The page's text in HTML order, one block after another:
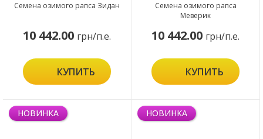
Семена озимого рапса Зидан
10 442.00 грн/п.е.
КУПИТЬ
Семена озимого рапса
Меверик
10 442.00 грн/п.е.
КУПИТЬ
НОВИНКА НОВИНКА